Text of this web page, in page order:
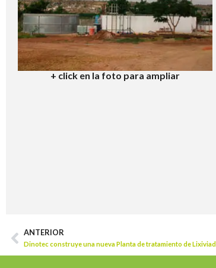
+ click en la foto para ampliar
Prev
ANTERIOR
Dinotec construye una nueva Planta de tratamiento de